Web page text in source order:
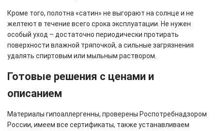
Кроме того, полотна «сатин» не выгорают на солнце и не
желтеют в течение всего срока эксплуатации. Не нужен
особый уход – достаточно периодически протирать
поверхности влажной тряпочкой, а сильные загрязнения
удалять спиртовым или мыльным раствором.
Готовые решения с ценами и
описанием
Материалы гипоаллергенны, проверены Роспотребнадзором
России, имеем все сертификаты, также устанавливаем